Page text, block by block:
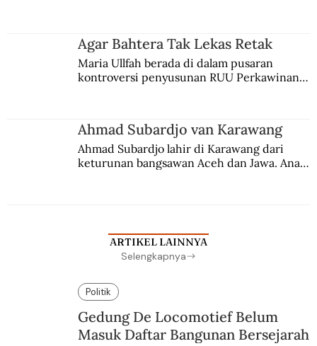
Agar Bahtera Tak Lekas Retak
Maria Ullfah berada di dalam pusaran
kontroversi penyusunan RUU Perkawinan.
Ahmad Subardjo van Karawang
Ahmad Subardjo lahir di Karawang dari
keturunan bangsawan Aceh dan Jawa. Anak
ARTIKEL LAINNYA
Selengkapnya
Politik
Gedung De Locomotief Belum
Masuk Daftar Bangunan Bersejarah